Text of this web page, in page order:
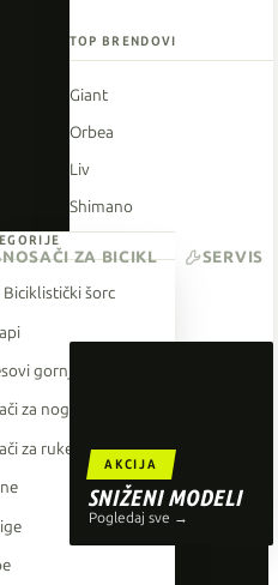
TOP BRENDOVI
Giant
Orbea
Liv
Shimano
O'Neal
AKCIJA
SNIŽENI MODELI
Pogledaj sve →
Biciklistički šorc
gornji dio
za noge
za ruke
NOSAČI ZA BICIKL SERVIS